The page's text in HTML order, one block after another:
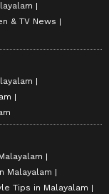
& TV News
Malayalam
Tips in Malayalam